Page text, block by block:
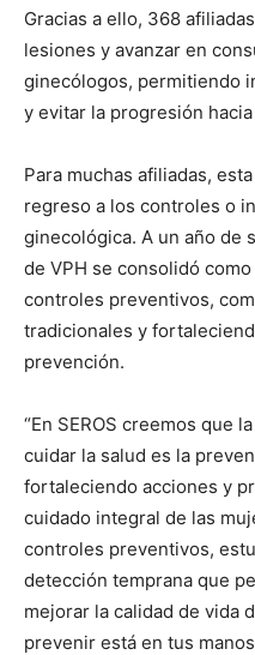
Gracias a ello, 368
lesiones y avanzar en
ginecólogos, permitiendo
y evitar la progresión
Para muchas afiliadas,
regreso a los controles o
ginecológica. A un año de
de VPH se consolidó
controles preventivos,
tradicionales y
prevención.
“En SEROS creemos que
cuidar la salud es la
fortaleciendo acciones y
cuidado integral de las
controles preventivos,
detección temprana que
mejorar la calidad de vida
prevenir está en tus